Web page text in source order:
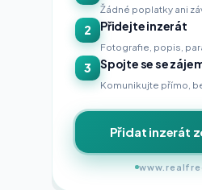
Žádné poplatky ani
2 Přidejte inzerát
Fotografie, popis,
3 Spojte se se
Komunikujte přímo,
Přidat inzerát